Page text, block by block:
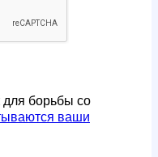
для борьбы со
ваши